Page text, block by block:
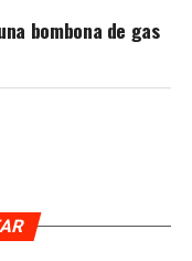
bombona de gas